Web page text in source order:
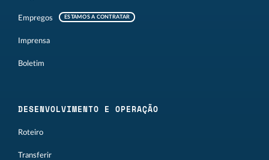
Empregos ESTAMOS A CONTRATAR
Imprensa
Boletim
DESENVOLVIMENTO E OPERAÇÃO
Roteiro
Transferir